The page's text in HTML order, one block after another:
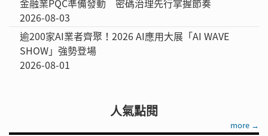
金融業PQC準備發動 密碼治理先行掌握節奏
2026-08-03
逾200家AI業者齊聚！2026 AI應用大展「AI WAVE
SHOW」強勢登場
2026-08-01
人氣點閱
more →